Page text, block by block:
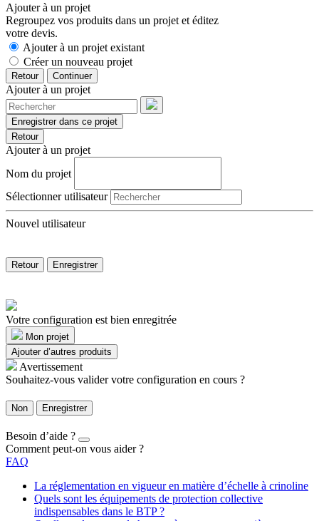
Ajouter à un projet
Regroupez vos produits dans un projet et éditez
votre devis.
Ajouter à un projet existant
Créer un nouveau projet
Retour Continuer
Ajouter à un projet
Enregistrer dans ce projet
Retour
Ajouter à un projet
Nom du projet
Sélectionner utilisateur
Nouvel utilisateur
Retour Enregistrer
Votre configuration est bien enregitrée
Mon projet
Ajouter d’autres produits
Avertissement
Souhaitez-vous valider votre configuration en cours ?
Non Enregistrer
Besoin d’aide ?
Comment peut-on vous aider ?
FAQ
La réglementation en vigueur en matière d’échelle à crinoline
Quels sont les équipements de protection collective
indispensables dans le BTP ?